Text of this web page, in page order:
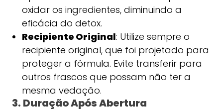
oxidar os ingredientes, diminuindo a
eficácia do detox.
Recipiente Original: Utilize sempre o
recipiente original, que foi projetado para
proteger a fórmula. Evite transferir para
outros frascos que possam não ter a
mesma vedação.
3. Duração Após Abertura